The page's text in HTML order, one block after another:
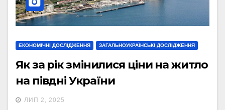
ЕКОНОМІЧНІ ДОСЛІДЖЕННЯ ЗАГАЛЬНОУКРАЇНСЬКІ ДОСЛІДЖЕННЯ
Як за рік змінилися ціни на житло
на півдні України
ЛИП 2, 2025